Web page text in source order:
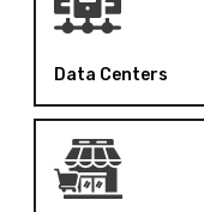
Data Centers